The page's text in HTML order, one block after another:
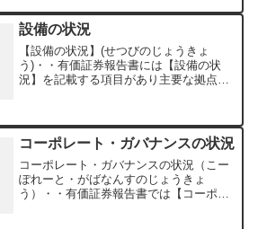
設備の状況
【設備の状況】(せつびのじょうきょ
う)・・有価証券報告書には【設備の状
況】を記載する項目があり主要な拠点、
ているかなども開示されています。
コーポレート・ガバナンスの状況
コーポレート・ガバナンスの状況（こー
ぽれーと・がばなんすのじょうきょ
う）・・有価証券報告書では【コーポレ